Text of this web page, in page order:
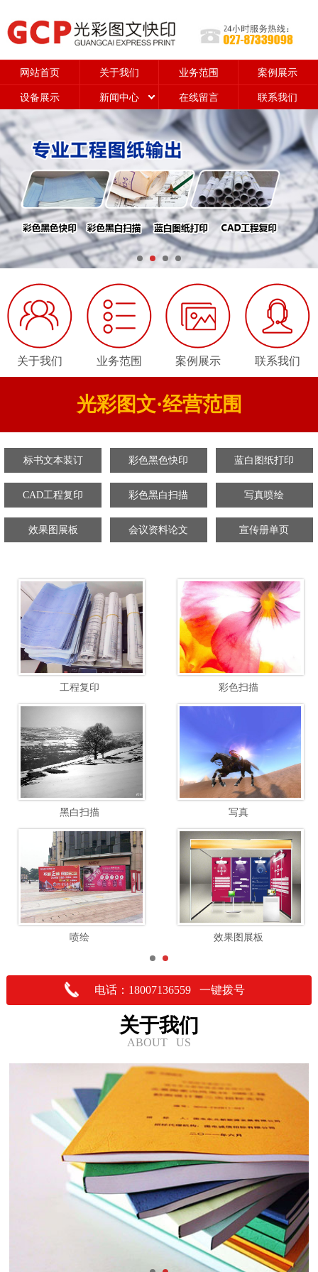
网站首页 关于我们 业务范围 案例展示
设备展示 新闻中心 在线留言 联系我们
关于我们 业务范围 案例展示 联系我们
光彩图文·经营范围
标书文本装订 彩色黑色快印 蓝白图纸打印
CAD工程复印 彩色黑白扫描 写真喷绘
效果图展板 会议资料论文 宣传册单页
工程复印 彩色扫描
黑白扫描 写真
喷绘 效果图展板
电话：18007136559 一键拨号
关于我们
ABOUT US